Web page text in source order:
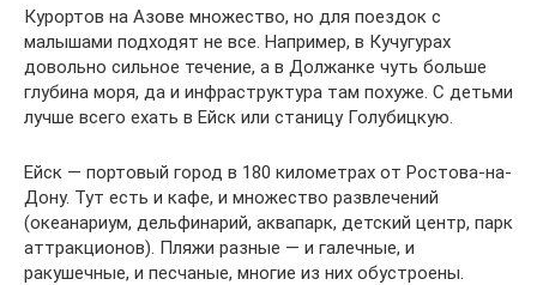
Курортов на Азове множество, но для поездок с
малышами подходят не все. Например, в Кучугурах
довольно сильное течение, а в Должанке чуть больше
глубина моря, да и инфраструктура там похуже. С детьми
лучше всего ехать в Ейск или станицу Голубицкую.
Ейск — портовый город в 180 километрах от Ростова-на-
Дону. Тут есть и кафе, и множество развлечений
(океанариум, дельфинарий, аквапарк, детский центр, парк
аттракционов). Пляжи разные — и галечные, и
ракушечные, и песчаные, многие из них обустроены.